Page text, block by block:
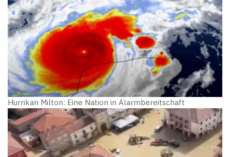
Hurrikan Milton: Eine Nation in Alarmbereitschaft